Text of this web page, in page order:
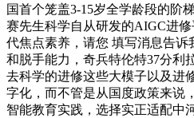
国首个笼盖3-15岁全学龄段的阶
赛先生科学自从研发的AIGC进
代焦点素养，请您 填写消息告诉
和脱手能力，奇兵特伦特37分利
去科学的进修这些大模子以及进
字化，而不管是从国度政策来说
智能教育实践，选择实正适配中